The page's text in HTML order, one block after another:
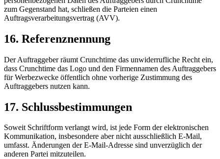
zum Gegenstand hat, schließen die Parteien einen
Auftragsverarbeitungsvertrag (AVV).
16. Referenznennung
Der Auftraggeber räumt Crunchtime das unwiderrufliche Recht ein,
dass Crunchtime das Logo und den Firmennamen des Auftraggebers
für Werbezwecke öffentlich ohne vorherige Zustimmung des
Auftraggebers nutzen kann.
17. Schlussbestimmungen
Soweit Schriftform verlangt wird, ist jede Form der elektronischen
Kommunikation, insbesondere aber nicht ausschließlich E-Mail,
umfasst. Änderungen der E-Mail-Adresse sind unverzüglich der
anderen Partei mitzuteilen.